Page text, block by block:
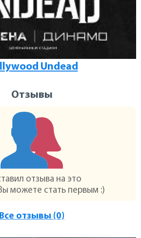
Undead
Отзывы
отзыва на это
можете стать первым :)
Все отзывы (0)